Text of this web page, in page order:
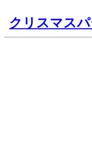
クリスマス